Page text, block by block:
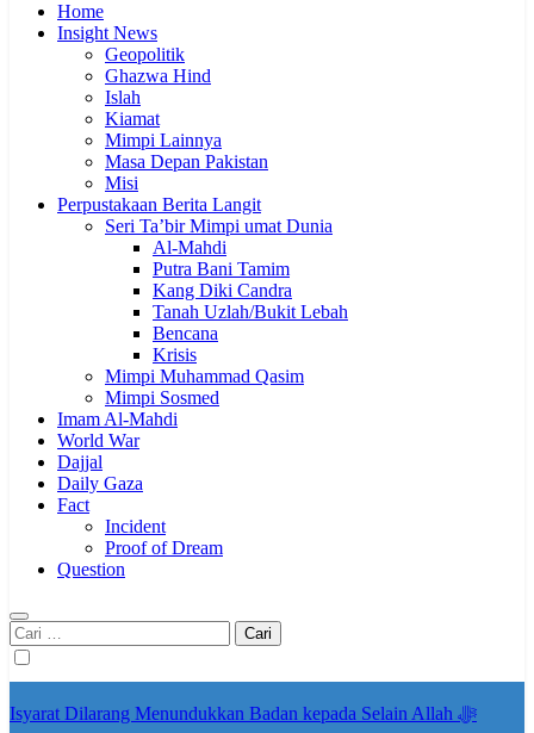
Home
Insight News
Geopolitik
Ghazwa Hind
Islah
Kiamat
Mimpi Lainnya
Masa Depan Pakistan
Misi
Perpustakaan Berita Langit
Seri Ta’bir Mimpi umat Dunia
Al-Mahdi
Putra Bani Tamim
Kang Diki Candra
Tanah Uzlah/Bukit Lebah
Bencana
Krisis
Mimpi Muhammad Qasim
Mimpi Sosmed
Imam Al-Mahdi
World War
Dajjal
Daily Gaza
Fact
Incident
Proof of Dream
Question
Cari
untuk:
Isyarat Dilarang Menundukkan Badan kepada Selain Allah ﷻ